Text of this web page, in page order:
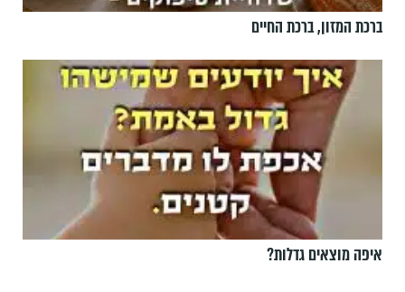
ברכת המזון, ברכת החיים
איפה מוצאים גדלות?